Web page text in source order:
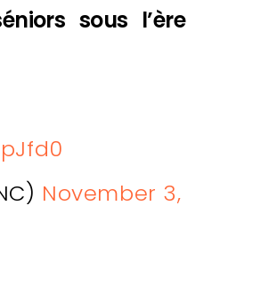
sous l’ère
November 3,